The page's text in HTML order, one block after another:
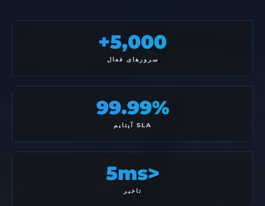
5,000+
سرورهای فعال
99.99%
SLA آپتایم
<5ms
تاخیر